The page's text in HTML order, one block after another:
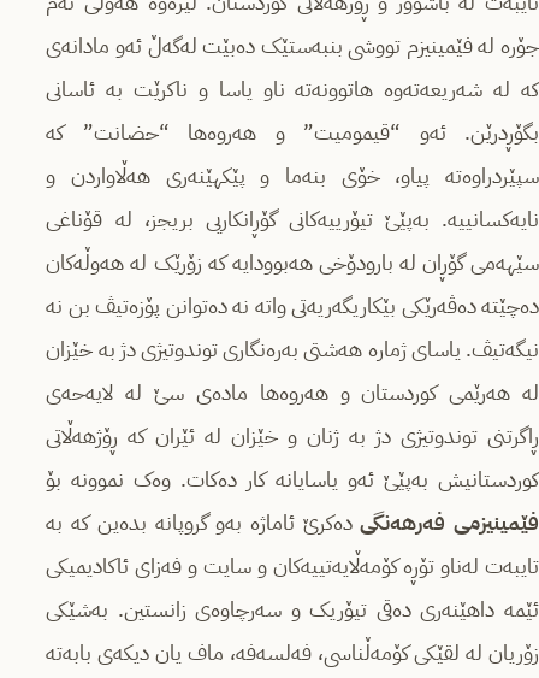
جۆرە لە فێمینیزم تووشی بنبەستێک دەبێت لەگەڵ ئەو مادانەی
کە لە شەریعەتەوە هاتوونەتە ناو یاسا و ناکرێت بە ئاسانی
بگۆڕدرێن. ئەو “قیمومیت” و هەروەها “حضانت” کە
سپێردراوەتە پیاو، خۆی بنەما و پێکهێنەری هەڵاواردن و
نایەکسانییە. بەپێێ تیۆرییەکانی گۆڕانکاریی بریجز، لە قۆناغی
سێهەمی گۆڕان لە بارودۆخی هەبوودایە کە زۆرێک لە هەوڵەکان
دەچێتە دەڤەرێکی بێکاریگەریەتی واتە نە دەتوانن پۆزەتیڤ بن نە
نیگەتیڤ. یاسای ژمارە هەشتی بەرەنگاری توندوتیژی دژ بە خێزان
لە هەرێمی کوردستان و هەروەها مادەی سێ لە لایەحەی
ڕاگرتنی توندوتیژی دژ بە ژنان و خێزان لە ئێران کە ڕۆژهەڵاتی
کوردستانیش بەپێێ ئەو یاسایانە کار دەکات. وەک نموونە بۆ
فێمینیزمی فەرهەنگیدەکرێ ئاماژە بەو گروپانە بدەین کە بە
تایبەت لەناو تۆڕه کۆمەڵایەتییەکان و سایت و فەزای ئاکادیمیکی
ئێمە داهێنەری دەقی تیۆریک و سەرچاوەی زانستین. بەشێکی
زۆریان لە لقێکی کۆمەڵناسی، فەلسەفە، ماف یان دیکەی بابەتە